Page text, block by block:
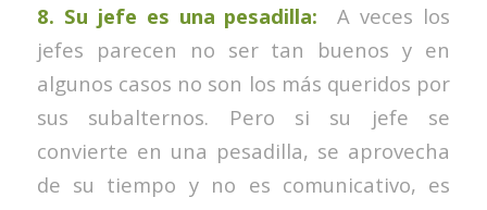
8. Su jefe es una pesadilla:A veces los
jefes parecen no ser tan buenos y en
algunos casos no son los más queridos por
sus subalternos. Pero si su jefe se
convierte en una pesadilla, se aprovecha
de su tiempo y no es comunicativo, es